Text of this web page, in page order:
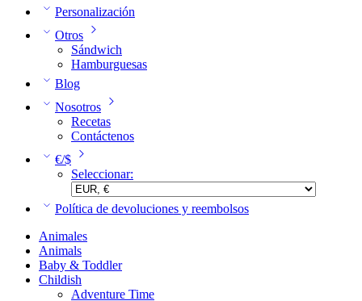
Personalización
Otros
Sándwich
Hamburguesas
Blog
Nosotros
Recetas
Contáctenos
€/$
Seleccionar:
Política de devoluciones y reembolsos
Animales
Animals
Baby & Toddler
Childish
Adventure Time